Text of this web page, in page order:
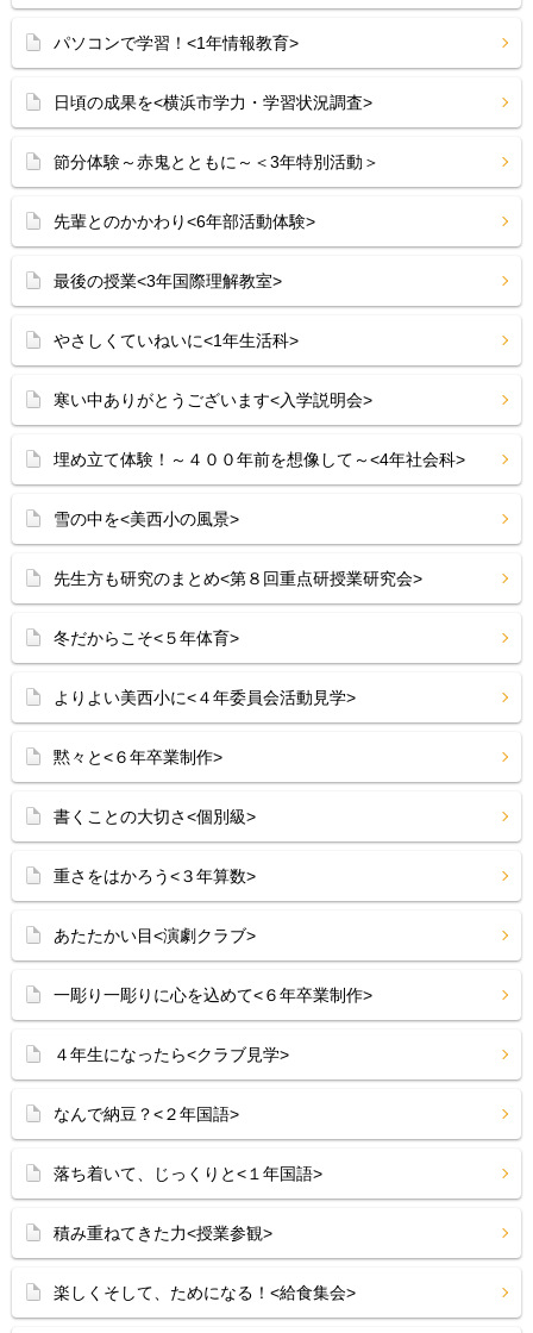
パソコンで学習！<1年情報教育>
日頃の成果を<横浜市学力・学習状況調査>
節分体験～赤鬼とともに～＜3年特別活動＞
先輩とのかかわり<6年部活動体験>
最後の授業<3年国際理解教室>
やさしくていねいに<1年生活科>
寒い中ありがとうございます<入学説明会>
埋め立て体験！～４００年前を想像して～<4年社会科>
雪の中を<美西小の風景>
先生方も研究のまとめ<第８回重点研授業研究会>
冬だからこそ<５年体育>
よりよい美西小に<４年委員会活動見学>
黙々と<６年卒業制作>
書くことの大切さ<個別級>
重さをはかろう<３年算数>
あたたかい目<演劇クラブ>
一彫り一彫りに心を込めて<６年卒業制作>
４年生になったら<クラブ見学>
なんで納豆？<２年国語>
落ち着いて、じっくりと<１年国語>
積み重ねてきた力<授業参観>
楽しくそして、ためになる！<給食集会>